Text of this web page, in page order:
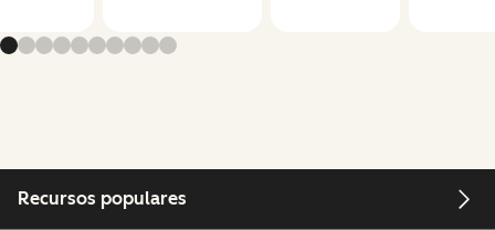
Recursos populares